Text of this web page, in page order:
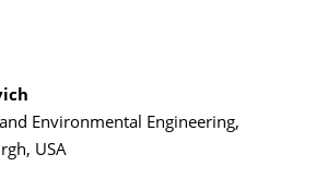
Environmental Engineering,
USA